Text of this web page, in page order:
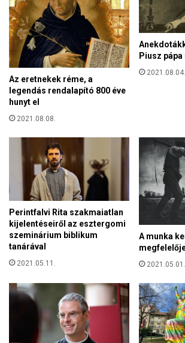
t
u
n
k
a
a
u
r
k
r
a
n
a
p
j
a
Az eretnekek réme, a
legendás rendalapító 800 éve
hunyt el
2021.08.08.
Piusz
2021.08.04.
Perintfalvi Rita szakmaiatlan
kijelentéseiről az esztergomi
szeminárium biblikum
tanárával
2021.05.11.
A munka
2021.05.01.